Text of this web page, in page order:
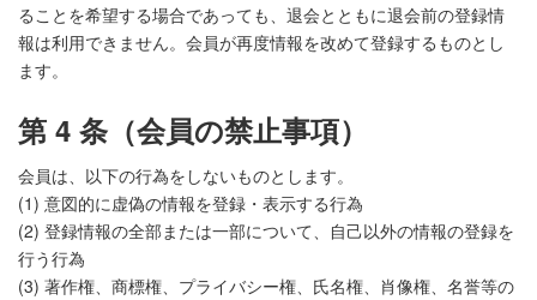
ることを希望する場合であっても、退会とともに退会前の登録情
報は利用できません。会員が再度情報を改めて登録するものとし
ます。
第 4 条（会員の禁止事項）
会員は、以下の行為をしないものとします。
(1) 意図的に虚偽の情報を登録・表示する行為
(2) 登録情報の全部または一部について、自己以外の情報の登録を
行う行為
(3) 著作権、商標権、プライバシー権、氏名権、肖像権、名誉等の